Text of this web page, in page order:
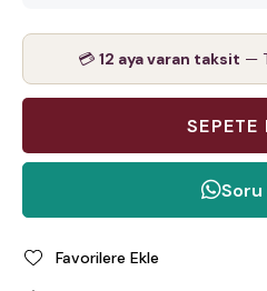
💳 12 aya varan taksit —
Soru
Favorilere Ekle